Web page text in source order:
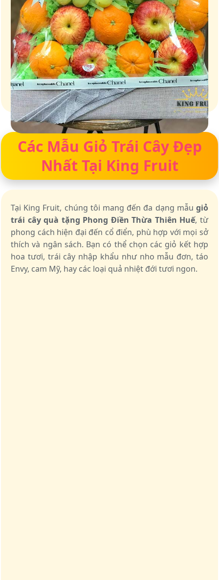
Giỏ quà – Tinh hoa từ trái cây tươi ngon
Các Mẫu Giỏ Trái Cây Đẹp
Nhất Tại King Fruit
Tại King Fruit, chúng tôi mang đến đa dạng mẫu giỏ
trái cây quà tặng Phong Điền Thừa Thiên Huế, từ
phong cách hiện đại đến cổ điển, phù hợp với mọi sở
thích và ngân sách. Bạn có thể chọn các giỏ kết hợp
hoa tươi, trái cây nhập khẩu như nho mẫu đơn, táo
Envy, cam Mỹ, hay các loại quả nhiệt đới tươi ngon.